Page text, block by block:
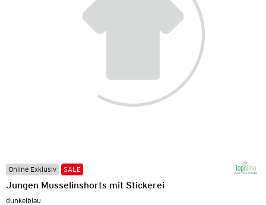
Online Exklusiv SALE
Jungen Musselinshorts mit Stickerei
dunkelblau